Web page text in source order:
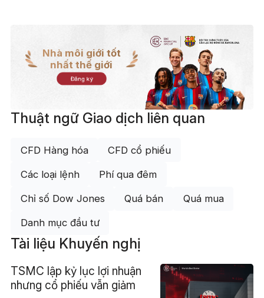
Nhà môi giới tốt
nhất thế giới
Đăng ký
Thuật ngữ Giao dịch liên quan
CFD Hàng hóa CFD cổ phiếu
Các loại lệnh Phí qua đêm
Chỉ số Dow Jones Quá bán Quá mua
Danh mục đầu tư
Tài liệu Khuyến nghị
TSMC lập kỷ lục lợi nhuận
nhưng cổ phiếu vẫn giảm